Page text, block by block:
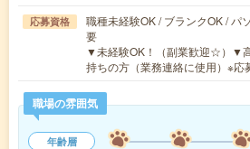
応募資格
職種未経験OK / ブランクOK / パ
要
▼未経験OK！（副業歓迎☆）▼
持ちの方（業務連絡に使用）※
職場の雰囲気
年齢層